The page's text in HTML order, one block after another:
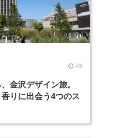
7/8
金沢デザイン旅。
りに出会う4つのス